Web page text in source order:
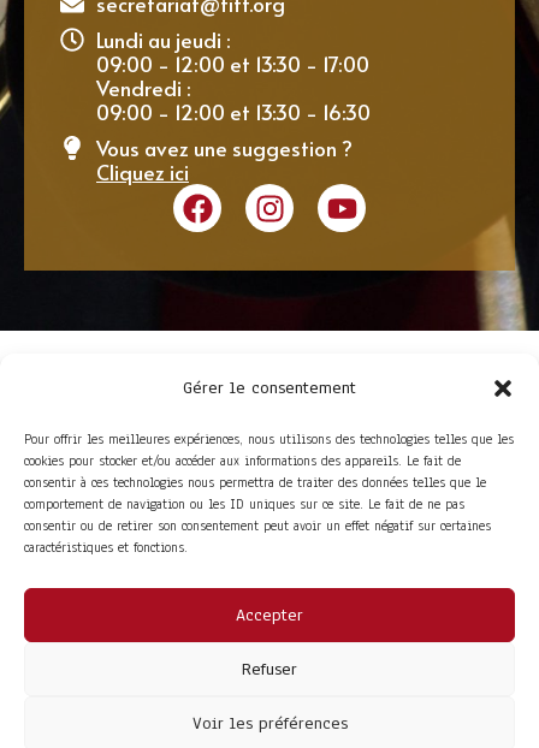
Gérer le consentement
Pour offrir les meilleures expériences, nous utilisons des technologies telles que les
cookies pour stocker et/ou accéder aux informations des appareils. Le fait de
consentir à ces technologies nous permettra de traiter des données telles que le
comportement de navigation ou les ID uniques sur ce site. Le fait de ne pas
consentir ou de retirer son consentement peut avoir un effet négatif sur certaines
caractéristiques et fonctions.
Accepter
Refuser
Voir les préférences
Lundi au jeudi :
09:00 - 12:00 et 13:30 - 17:00
Vendredi :
09:00 - 12:00 et 13:30 - 16:30
Vous avez une suggestion ?
Cliquez ici
ACCÈS RAPIDE
La Trompe
Actualités Boutique
Espace adhérent
Conditions Générales de Vente
Politique de Confidentialité